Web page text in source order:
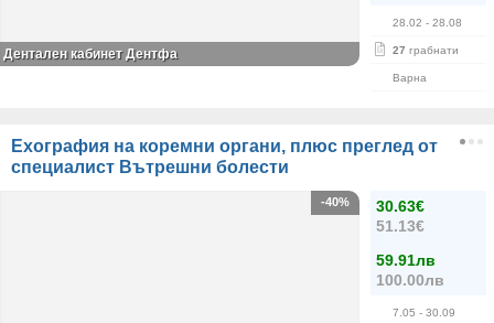
28.02 - 28.08
27 грабнати
Варна
Дентален кабинет Дентфа
Ехография на коремни органи, плюс преглед от
специалист Вътрешни болести
30.63€
51.13€
59.91лв
100.00лв
7.05 - 30.09
-40%